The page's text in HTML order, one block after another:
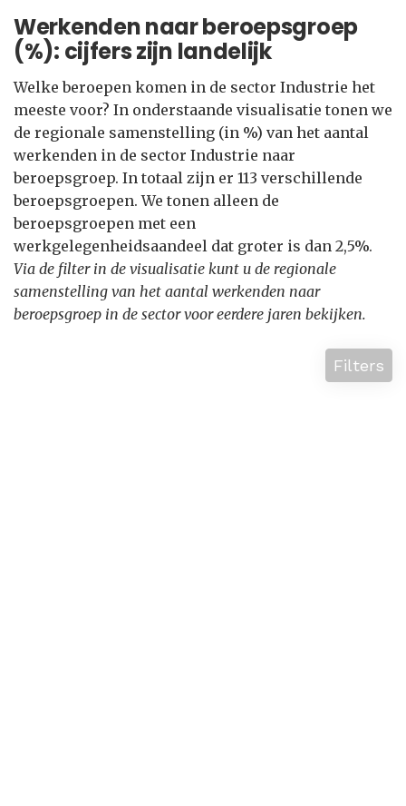
Werkenden naar beroepsgroep
(%): cijfers zijn landelijk
Welke beroepen komen in de sector Industrie het
meeste voor? In onderstaande visualisatie tonen we
de regionale samenstelling (in %) van het aantal
werkenden in de sector Industrie naar
beroepsgroep. In totaal zijn er 113 verschillende
beroepsgroepen. We tonen alleen de
beroepsgroepen met een
werkgelegenheidsaandeel dat groter is dan 2,5%.
Via de filter in de visualisatie kunt u de regionale
samenstelling van het aantal werkenden naar
beroepsgroep in de sector voor eerdere jaren bekijken.
Filters